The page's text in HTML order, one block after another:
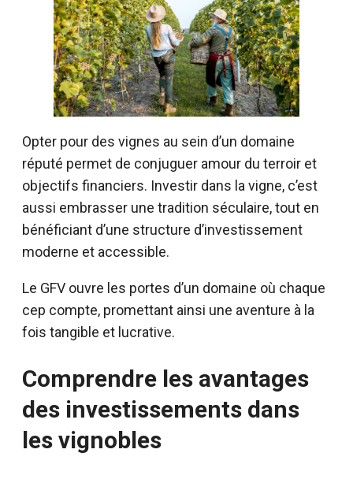
Opter pour des vignes au sein d’un domaine
réputé permet de conjuguer amour du terroir et
objectifs financiers. Investir dans la vigne, c’est
aussi embrasser une tradition séculaire, tout en
bénéficiant d’une structure d’investissement
moderne et accessible.
Le GFV ouvre les portes d’un domaine où chaque
cep compte, promettant ainsi une aventure à la
fois tangible et lucrative.
Comprendre les avantages
des investissements dans
les vignobles